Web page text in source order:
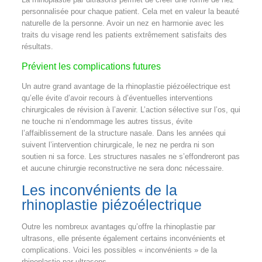
personnalisée pour chaque patient. Cela met en valeur la beauté
naturelle de la personne. Avoir un nez en harmonie avec les
traits du visage rend les patients extrêmement satisfaits des
résultats.
Prévient les complications futures
Un autre grand avantage de la rhinoplastie piézoélectrique est
qu’elle évite d’avoir recours à d’éventuelles interventions
chirurgicales de révision à l’avenir. L’action sélective sur l’os, qui
ne touche ni n’endommage les autres tissus, évite
l’affaiblissement de la structure nasale. Dans les années qui
suivent l’intervention chirurgicale, le nez ne perdra ni son
soutien ni sa force. Les structures nasales ne s’effondreront pas
et aucune chirurgie reconstructive ne sera donc nécessaire.
Les inconvénients de la
rhinoplastie piézoélectrique
Outre les nombreux avantages qu’offre la rhinoplastie par
ultrasons, elle présente également certains inconvénients et
complications. Voici les possibles « inconvénients » de la